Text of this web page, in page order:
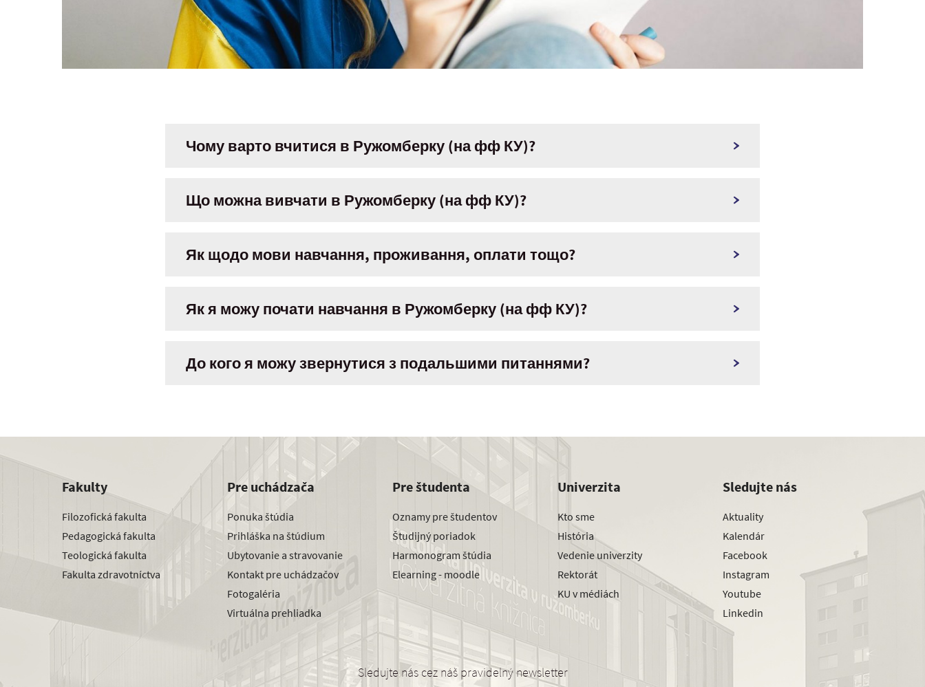
Чому варто вчитися в Ружомберку (на фф КУ)?
Що можна вивчати в Ружомберку (на фф КУ)?
Як щодо мови навчання, проживання, оплати тощо?
Як я можу почати навчання в Ружомберку (на фф КУ)?
До кого я можу звернутися з подальшими питаннями?
Fakulty
Filozofická fakulta
Pedagogická fakulta
Teologická fakulta
Fakulta zdravotníctva
Pre uchádzača
Ponuka štúdia
Prihláška na štúdium
Ubytovanie a stravovanie
Kontakt pre uchádzačov
Fotogaléria
Virtuálna prehliadka
Pre študenta
Oznamy pre študentov
Študijný poriadok
Harmonogram štúdia
Elearning - moodle
Univerzita
Kto sme
História
Vedenie univerzity
Rektorát
KU v médiách
Sledujte nás
Aktuality
Kalendár
Facebook
Instagram
Youtube
Linkedin
Sledujte nás cez náš pravidelný newsletter